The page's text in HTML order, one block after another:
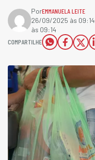
PorEMMANUELA LEITE
26/09/2025 às 09:14
às 09:14
COMPARTILHE